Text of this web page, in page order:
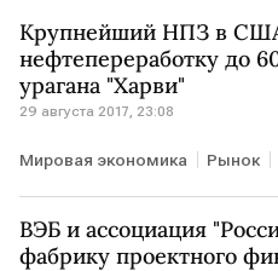
Крупнейший НПЗ в
нефтепереработку до
урагана "Харви"
29 августа 2017, 23:08
Мировая экономика Рынок
Нефть Энергетика
ВЭБ и ассоциация
фабрику проектного